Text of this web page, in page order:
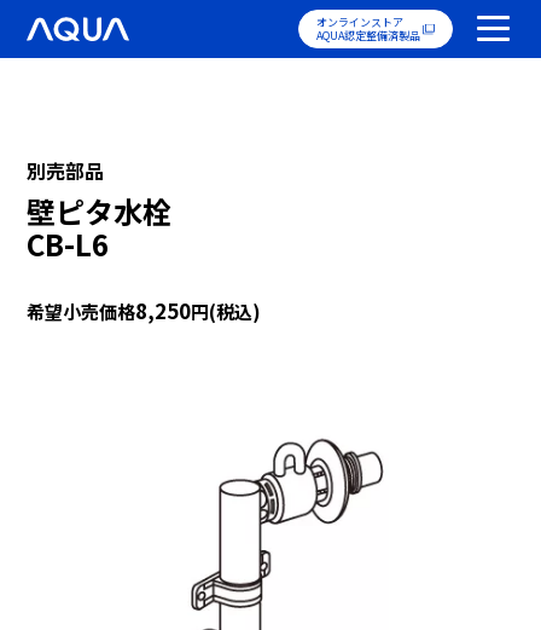
オンラインストア
AQUA認定整備済製品
別売部品
壁ピタ水栓
CB-L6
希望小売価格8,250円(税込)